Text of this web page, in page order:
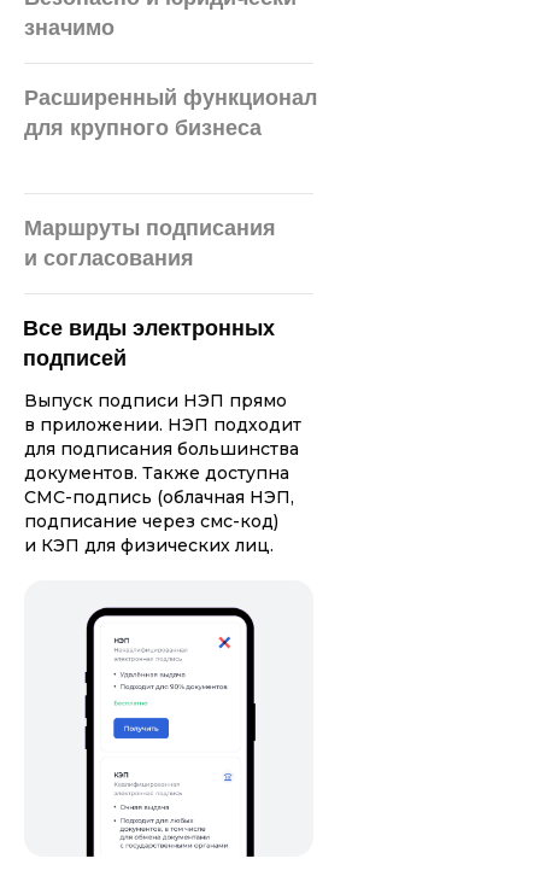
Все виды электронных
подписей
Маршруты подписания
и согласования
Расширенный функционал
для крупного бизнеса
значимо
Выпуск подписи НЭП прямо
в приложении. НЭП подходит
для подписания большинства
документов. Также доступна
СМС-подпись (облачная НЭП,
подписание через смс-код)
и КЭП для физических лиц.
Зарегистрирована
в реестрах
Ужеотказались
от бумаги и рутины
выбрали Nopaper